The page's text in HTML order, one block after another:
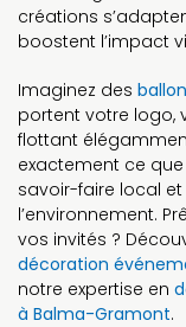
créations
boostent l’impact
Imaginez des
portent votre logo,
flottant
exactement ce
savoir-faire local
l’environnement.
vos invités ?
décoration
notre expertise en
à Balma-Gramont.